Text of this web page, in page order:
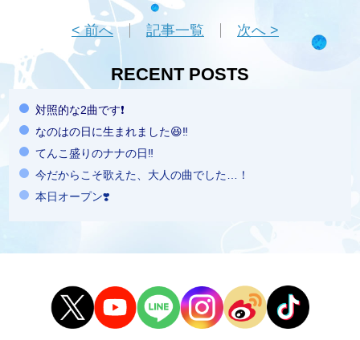
< 前へ 記事一覧 次へ >
RECENT POSTS
対照的な2曲です❗️
なのはの日に生まれました😆‼️
てんこ盛りのナナの日‼️
今だからこそ歌えた、大人の曲でした…！
本日オープン❣️